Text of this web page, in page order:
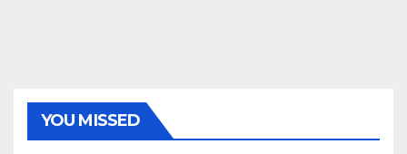
YOU MISSED